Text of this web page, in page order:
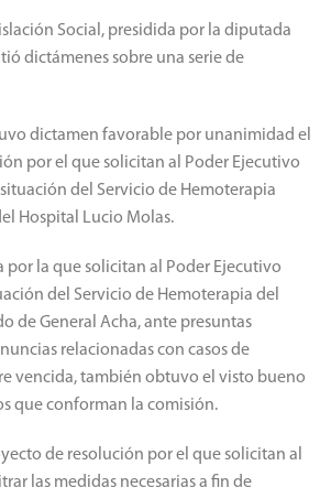
Social, presidida por la diputada
dictámenes sobre una serie de
dictamen favorable por unanimidad el
por el que solicitan al Poder Ejecutivo
del Servicio de Hemoterapia
Hospital Lucio Molas.
por la que solicitan al Poder Ejecutivo
del Servicio de Hemoterapia del
de General Acha, ante presuntas
relacionadas con casos de
vencida, también obtuvo el visto bueno
que conforman la comisión.
de resolución por el que solicitan al
las medidas necesarias a fin de